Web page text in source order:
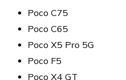
Poco C75
Poco C65
Poco X5 Pro 5G
Poco F5
Poco X4 GT